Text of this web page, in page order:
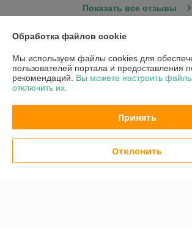
Показать все отзывы
Контакты
Доставка и оплата
Полная версия сайта
Обработка файлов cookie
Мы используем файлы cookies для
пользователей портала и предоставления
рекомендаций. Вы можете настроить
отключить их.
Принять
Отклонить